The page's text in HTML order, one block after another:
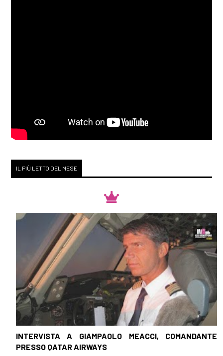
IL PIÙ LETTO DEL MESE
INTERVISTA A GIAMPAOLO MEACCI, COMANDANTE
PRESSO QATAR AIRWAYS